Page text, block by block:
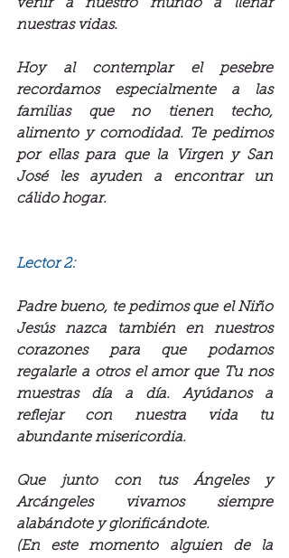
venir a nuestro mundo a llenar
nuestras vidas.
Hoy al contemplar el pesebre
recordamos especialmente a las
familias que no tienen techo,
alimento y comodidad. Te pedimos
por ellas para que la Virgen y San
José les ayuden a encontrar un
cálido hogar.
Lector 2:
Padre bueno, te pedimos que el Niño
Jesús nazca también en nuestros
corazones para que podamos
regalarle a otros el amor que Tu nos
muestras día a día. Ayúdanos a
reflejar con nuestra vida tu
abundante misericordia.
Que junto con tus Ángeles y
Arcángeles vivamos siempre
alabándote y glorificándote.
(En este momento alguien de la